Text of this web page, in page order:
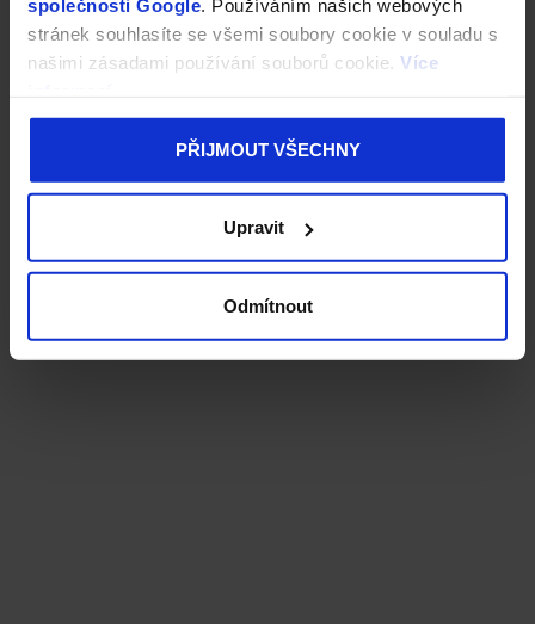
společnosti Google. Používáním našich webových
stránek souhlasíte se všemi soubory cookie v souladu s
našimi zásadami používání souborů cookie. Více
PŘIJMOUT VŠECHNY
Upravit
Odmítnout